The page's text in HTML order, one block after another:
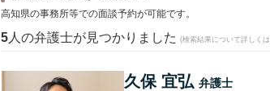
高知県の事務所等での面談予約が可能です。
5 人の弁護士が見つかりました (検索結果について詳しくは
久保 宜弘 弁護士